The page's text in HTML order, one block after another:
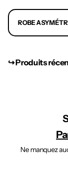
ROBE
↪︎ Produits
Ne manquez